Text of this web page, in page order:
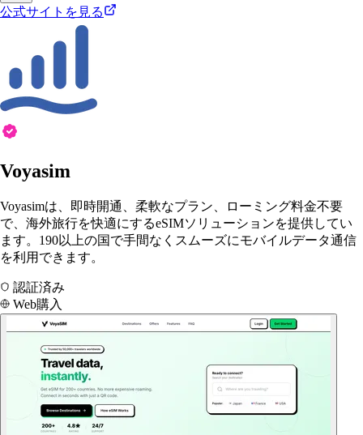
公式サイトを見る
Voyasim
Voyasimは、即時開通、柔軟なプラン、ローミング料金不要
で、海外旅行を快適にするeSIMソリューションを提供してい
ます。190以上の国で手間なくスムーズにモバイルデータ通信
を利用できます。
認証済み
Web購入